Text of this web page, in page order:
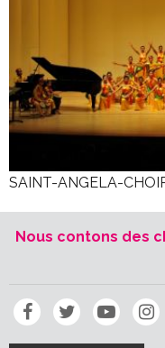
SAINT-ANGELA-
Nous contons des